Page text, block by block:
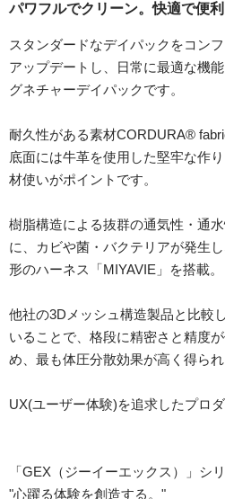
パワフルでクリーン。快適で便
スタンダードなデイパックをコン
アップデートし、日常に最適な機
グネチャーデイパックです。
耐久性がある素材CORDURA®
底面には牛革を使用した堅牢な作
材使いがポイントです。
樹脂構造による抜群の通気性・通
に、カビや菌・バクテリアが発生
形のハーネス「MIYAVIE」を搭載。
他社の3Dメッシュ構造製品と比較
いることで、格段に精密さと精度
め、最も体圧分散効果が高く得られ
UX(ユーザー体験)を追求したプロダ
「GEX（ジーイーエックス）」シ
"心躍る体験を創造する。"